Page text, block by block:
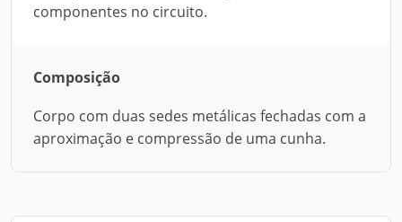
componentes no circuito.
Composição
Corpo com duas sedes metálicas fechadas com a
aproximação e compressão de uma cunha.